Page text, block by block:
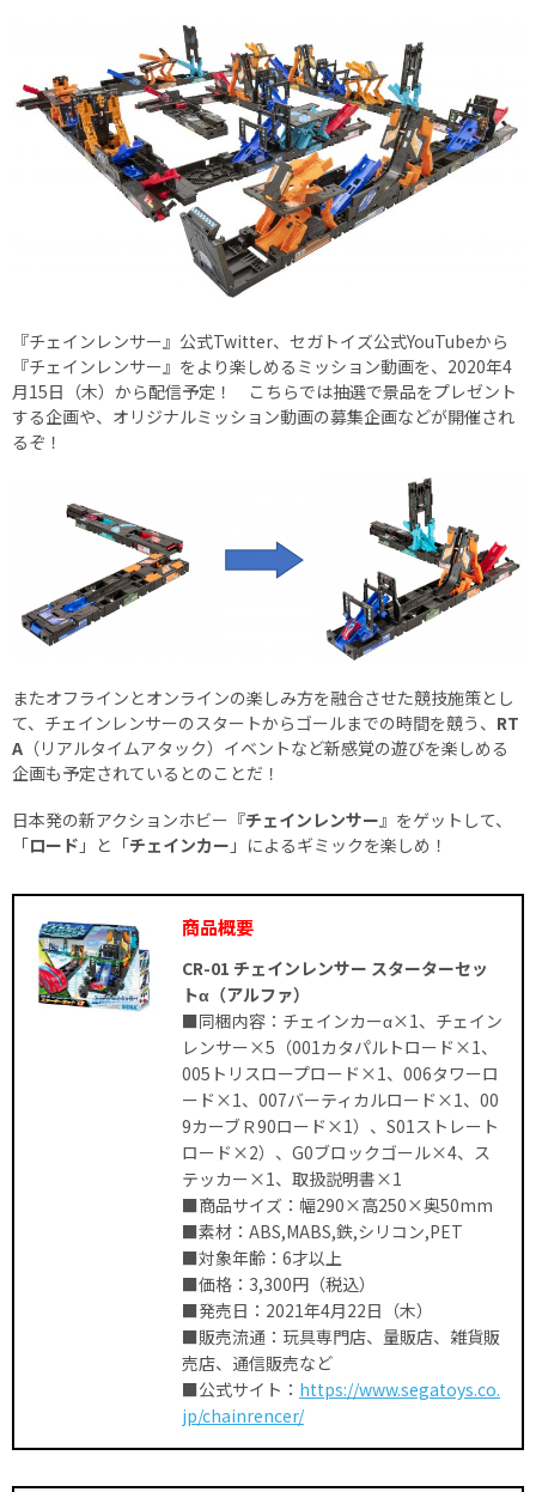
『チェインレンサー』公式Twitter、セガトイズ公式YouTubeから
『チェインレンサー』をより楽しめるミッション動画を、2020年4
月15日（木）から配信予定！ こちらでは抽選で景品をプレゼント
する企画や、オリジナルミッション動画の募集企画などが開催され
るぞ！
またオフラインとオンラインの楽しみ方を融合させた競技施策とし
て、チェインレンサーのスタートからゴールまでの時間を競う、 RT
A （リアルタイムアタック）イベントなど新感覚の遊びを楽しめる
企画も予定されているとのことだ！
日本発の新アクションホビー『チェインレンサー』をゲットして、
「ロード 」と「チェインカー 」によるギミックを楽しめ！
商品概要
CR-01 チェインレンサー スターターセッ
トα（アルファ）
■同梱内容：チェインカーα×1、チェイン
レンサー×5（001カタパルトロード×1、
005トリスロープロード×1、006タワーロ
ード×1、007バーティカルロード×1、00
9カーブＲ90ロード×1）、S01ストレート
ロード×2）、G0ブロックゴール×4、ス
テッカー×1、取扱説明書×1
■商品サイズ：幅290×高250×奥50mm
■素材：ABS,MABS,鉄,シリコン,PET
■対象年齢：6才以上
■価格：3,300円（税込）
■発売日：2021年4月22日（木）
■販売流通：玩具専門店、量販店、雑貨販
売店、通信販売など
■公式サイト： https://www.segatoys.co.
jp/chainrencer/